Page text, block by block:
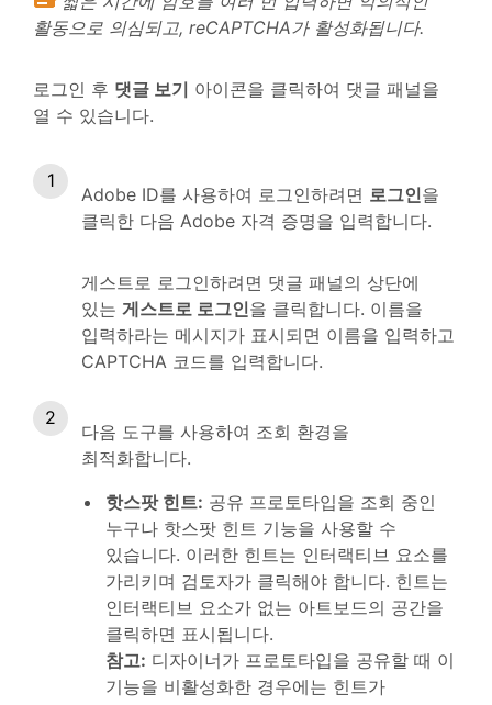
활동으로 의심되고, reCAPTCHA가 활성화됩니다.
로그인 후 댓글 보기 아이콘을 클릭하여 댓글 패널을
열 수 있습니다.
Adobe ID를 사용하여 로그인하려면 로그인을
클릭한 다음 Adobe 자격 증명을 입력합니다.
게스트로 로그인하려면 댓글 패널의 상단에
있는 게스트로 로그인을 클릭합니다. 이름을
입력하라는 메시지가 표시되면 이름을 입력하고
CAPTCHA 코드를 입력합니다.
다음 도구를 사용하여 조회 환경을
최적화합니다.
핫스팟 힌트: 공유 프로토타입을 조회 중인
누구나 핫스팟 힌트 기능을 사용할 수
있습니다. 이러한 힌트는 인터랙티브 요소를
가리키며 검토자가 클릭해야 합니다. 힌트는
인터랙티브 요소가 없는 아트보드의 공간을
클릭하면 표시됩니다.
참고: 디자이너가 프로토타입을 공유할 때 이
기능을 비활성화한 경우에는 힌트가